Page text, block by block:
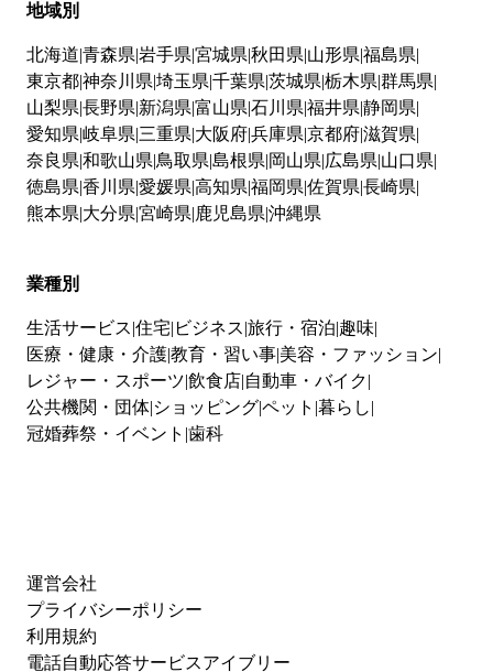
地域別
北海道 青森県 岩手県 宮城県 秋田県 山形県 福島県
東京都神奈川県 埼玉県 千葉県 茨城県 栃木県 群馬県
山梨県 長野県 新潟県 富山県 石川県 福井県 静岡県
愛知県 岐阜県 三重県 大阪府兵庫県 京都府滋賀県
奈良県 和歌山県 鳥取県 島根県 岡山県 広島県 山口県
徳島県 香川県 愛媛県 高知県 福岡県 佐賀県 長崎県
熊本県 大分県 宮崎県 鹿児島県 沖縄県
業種別
生活サービス 住宅 ビジネス 旅行・宿泊 趣味
医療・健康・介護教育・習い事 美容・ファッション
レジャー・スポーツ 飲食店 自動車・バイク
公共機関・団体 ショッピングペット 暮らし
冠婚葬祭・イベント 歯科
運営会社
プライバシーポリシー
利用規約
電話自動応答サービスアイブリー